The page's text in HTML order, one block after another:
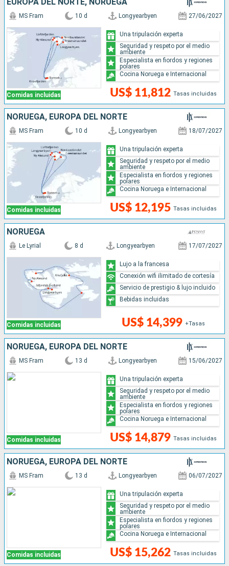
EUROPA DEL NORTE, NORUEGA
Comidas incluidas
MS Fram 10 d Longyearbyen 27/06/2027
US$ 11,812 Tasas incluidas
Una tripulación experta
Seguridad y respeto por el medio
ambiente
Especialista en fiordos y regiones
polares
Cocina Noruega e Internacional
NORUEGA, EUROPA DEL NORTE
Comidas incluidas
MS Fram 10 d Longyearbyen 18/07/2027
US$ 12,195 Tasas incluidas
Una tripulación experta
Seguridad y respeto por el medio
ambiente
Especialista en fiordos y regiones
polares
Cocina Noruega e Internacional
NORUEGA
Comidas incluidas
Le Lyrial 8 d Longyearbyen 17/07/2027
US$ 14,399 +Tasas
Lujo a la francesa
Conexión wifi ilimitado de cortesía
Servicio de prestigio & lujo incluido
Bebidas incluidas
NORUEGA, EUROPA DEL NORTE
Comidas incluidas
MS Fram 13 d Longyearbyen 15/06/2027
US$ 14,879 Tasas incluidas
Una tripulación experta
Seguridad y respeto por el medio
ambiente
Especialista en fiordos y regiones
polares
Cocina Noruega e Internacional
NORUEGA, EUROPA DEL NORTE
Comidas incluidas
MS Fram 13 d Longyearbyen 06/07/2027
US$ 15,262 Tasas incluidas
Una tripulación experta
Seguridad y respeto por el medio
ambiente
Especialista en fiordos y regiones
polares
Cocina Noruega e Internacional